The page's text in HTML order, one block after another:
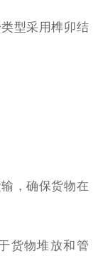
型采用榫卯结
，确保货物在
货物堆放和管